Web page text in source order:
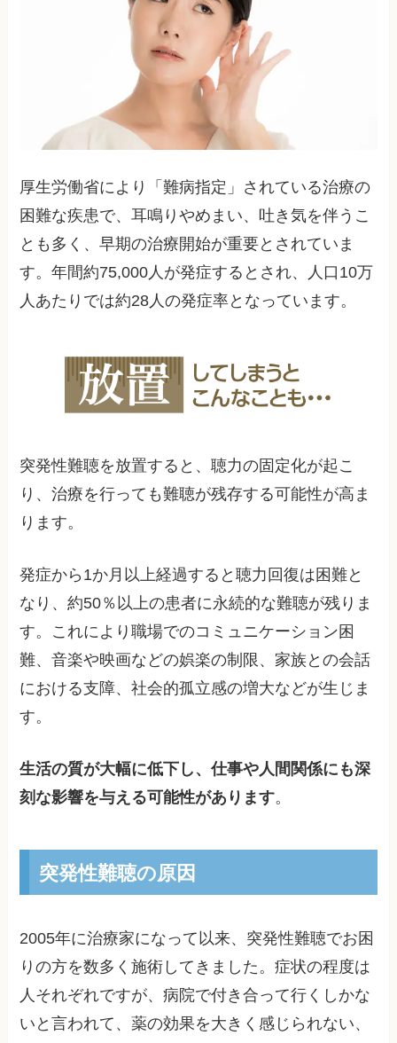
厚生労働省により「難病指定」されている治療の
困難な疾患で、耳鳴りやめまい、吐き気を伴うこ
とも多く、早期の治療開始が重要とされていま
す。年間約75,000人が発症するとされ、人口10万
人あたりでは約28人の発症率となっています。
突発性難聴を放置すると、聴力の固定化が起こ
り、治療を行っても難聴が残存する可能性が高ま
ります。
発症から1か月以上経過すると聴力回復は困難と
なり、約50％以上の患者に永続的な難聴が残りま
す。これにより職場でのコミュニケーション困
難、音楽や映画などの娯楽の制限、家族との会話
における支障、社会的孤立感の増大などが生じま
す。
生活の質が大幅に低下し、仕事や人間関係にも深
刻な影響を与える可能性があります。
突発性難聴の原因
2005年に治療家になって以来、突発性難聴でお困
りの方を数多く施術してきました。症状の程度は
人それぞれですが、病院で付き合って行くしかな
いと言われて、薬の効果を大きく感じられない、